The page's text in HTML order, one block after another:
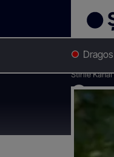
Stirile Kanal
O